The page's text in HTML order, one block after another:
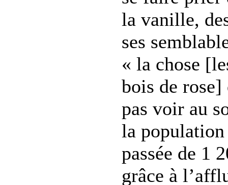
la vanille,
ses
« la chose
bois de rose]
pas voir au
la
passée de 1
grâce à